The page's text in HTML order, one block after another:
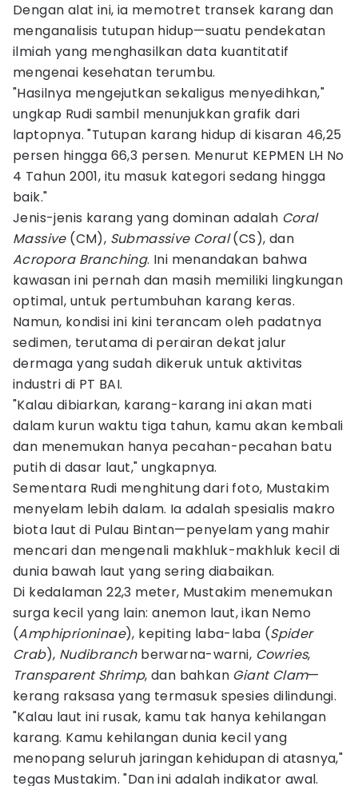
Dengan alat ini, ia memotret transek karang dan
menganalisis tutupan hidup—suatu pendekatan
ilmiah yang menghasilkan data kuantitatif
mengenai kesehatan terumbu.
"Hasilnya mengejutkan sekaligus menyedihkan,"
ungkap Rudi sambil menunjukkan grafik dari
laptopnya. "Tutupan karang hidup di kisaran 46,25
persen hingga 66,3 persen. Menurut KEPMEN LH No
4 Tahun 2001, itu masuk kategori sedang hingga
baik."
Jenis-jenis karang yang dominan adalah Coral
Massive(CM), Submassive Coral(CS), dan
Acropora Branching. Ini menandakan bahwa
kawasan ini pernah dan masih memiliki lingkungan
optimal, untuk pertumbuhan karang keras.
Namun, kondisi ini kini terancam oleh padatnya
sedimen, terutama di perairan dekat jalur
dermaga yang sudah dikeruk untuk aktivitas
industri di PT BAI.
"Kalau dibiarkan, karang-karang ini akan mati
dalam kurun waktu tiga tahun, kamu akan kembali
dan menemukan hanya pecahan-pecahan batu
putih di dasar laut," ungkapnya.
Sementara Rudi menghitung dari foto, Mustakim
menyelam lebih dalam. Ia adalah spesialis makro
biota laut di Pulau Bintan—penyelam yang mahir
mencari dan mengenali makhluk-makhluk kecil di
dunia bawah laut yang sering diabaikan.
Di kedalaman 22,3 meter, Mustakim menemukan
surga kecil yang lain: anemon laut, ikan Nemo
(Amphiprioninae), kepiting laba-laba (Spider
Crab), Nudibranchberwarna-warni, Cowries,
Transparent Shrimp, dan bahkan Giant Clam—
kerang raksasa yang termasuk spesies dilindungi.
"Kalau laut ini rusak, kamu tak hanya kehilangan
karang. Kamu kehilangan dunia kecil yang
menopang seluruh jaringan kehidupan di atasnya,"
tegas Mustakim. "Dan ini adalah indikator awal.